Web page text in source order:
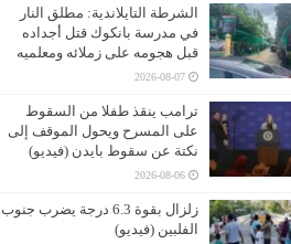
الشرطة التايلاندية: مطلق النار
في مدرسة بانكوك قتل أجداده
قبل هجومه على زملائه ومعلميه
2026-08-07
ترامب ينقذ طفلا من السقوط
على المسرح ويحول الموقف إلى
نكتة عن سقوط بايدن (فيديو)
2026-08-06
زلزال بقوة 6.3 درجة يضرب جنوب
الفلبين (فيديو)